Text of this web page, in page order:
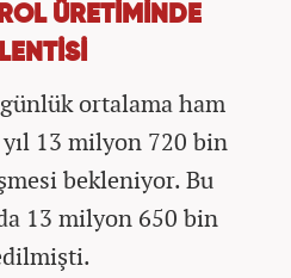
ÜRETİMİNDE
ortalama ham
13 milyon 720 bin
bekleniyor. Bu
13 milyon 650 bin